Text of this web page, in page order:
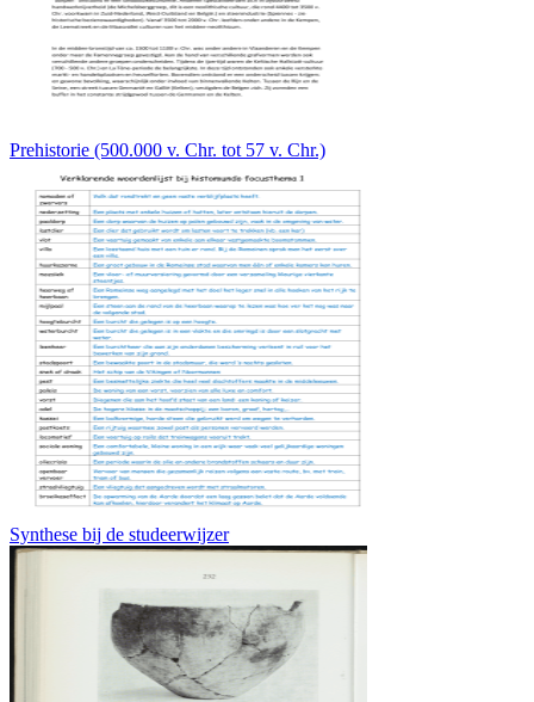
Prehistorie (500.000 v. Chr. tot 57 v. Chr.)
Synthese bij de studeerwijzer